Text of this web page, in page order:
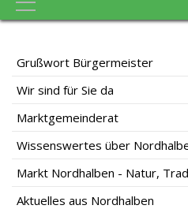
Toggle navigation
Grußwort Bürgermeister
Wir sind für Sie da
Marktgemeinderat
Wissenswertes über
Markt Nordhalben - Natur,
Aktuelles aus Nordhalben